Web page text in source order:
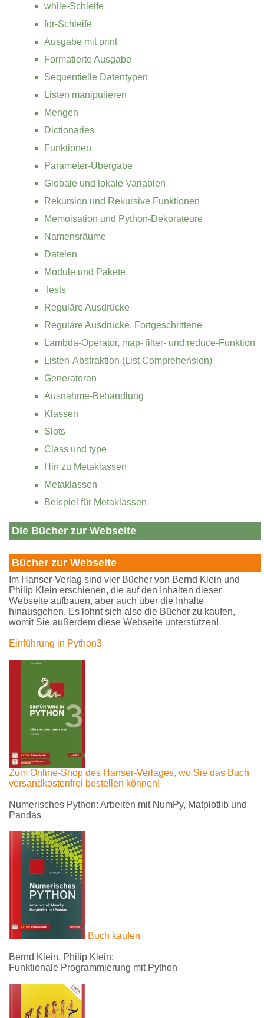
while-Schleife
for-Schleife
Ausgabe mit print
Formatierte Ausgabe
Sequentielle Datentypen
Listen manipulieren
Mengen
Dictionaries
Funktionen
Parameter-Übergabe
Globale und lokale Variablen
Rekursion und Rekursive Funktionen
Memoisation und Python-Dekorateure
Namensräume
Dateien
Module und Pakete
Tests
Reguläre Ausdrücke
Reguläre Ausdrücke, Fortgeschrittene
Lambda-Operator, map- filter- und reduce-Funktion
Listen-Abstraktion (List Comprehension)
Generatoren
Ausnahme-Behandlung
Klassen
Slots
Class und type
Hin zu Metaklassen
Metaklassen
Beispiel für Metaklassen
Die Bücher zur Webseite
Bücher zur Webseite
Im Hanser-Verlag sind vier Bücher von Bernd Klein und
Philip Klein erschienen, die auf den Inhalten dieser
Webseite aufbauen, aber auch über die Inhalte
hinausgehen. Es lohnt sich also die Bücher zu kaufen,
womit Sie außerdem diese Webseite unterstützen!
Einführung in Python3
Zum Online-Shop des Hanser-Verlages, wo Sie das Buch
versandkostenfrei bestellen können!
Numerisches Python: Arbeiten mit NumPy, Matplotlib und
Pandas
Buch kaufen
Bernd Klein, Philip Klein:
Funktionale Programmierung mit Python